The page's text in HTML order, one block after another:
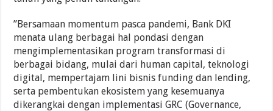
”Bersamaan momentum pasca pandemi, Bank DKI
menata ulang berbagai hal pondasi dengan
mengimplementasikan program transformasi di
berbagai bidang, mulai dari human capital, teknologi
digital, mempertajam lini bisnis funding dan lending,
serta pembentukan ekosistem yang kesemuanya
dikerangkai dengan implementasi GRC (Governance,